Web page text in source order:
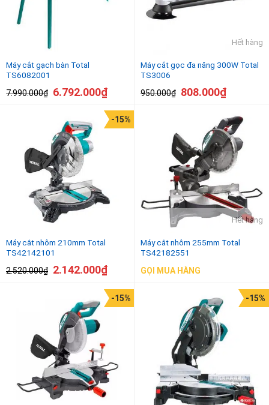
Máy cắt gạch bàn Total
TS6082001
7.990.000₫ 6.792.000₫
Hết hàng
Máy cắt gọc đa năng 300W Total
TS3006
950.000₫ 808.000₫
Máy cắt nhôm 210mm Total
TS42142101
2.520.000₫
-15%
2.142.000₫
Hết hàng
Máy cắt nhôm 255mm Total
TS42182551
GỌI MUA HÀNG
-15% -15%